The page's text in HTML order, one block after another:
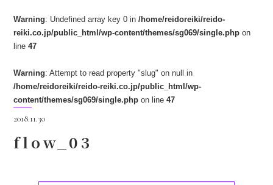
Warning: Undefined array key 0 in/home/reidoreiki/reido-
reiki.co.jp/public_html/wp-content/themes/sg069/single.php on
line47
Warning: Attempt to read property "slug" on null in
/home/reidoreiki/reido-reiki.co.jp/public_html/wp-
content/themes/sg069/single.php on line47
2018.11.30
flow_03